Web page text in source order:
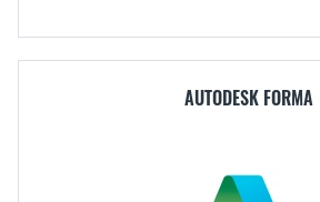
AUTODESK FORMA